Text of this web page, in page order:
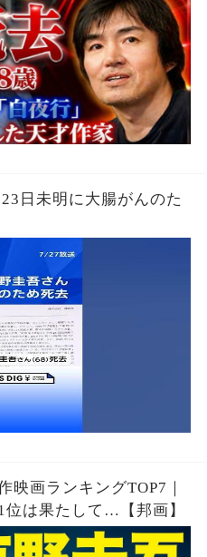
日未明に大腸がんのた
映画ランキングTOP7｜
は果たして…【邦画】